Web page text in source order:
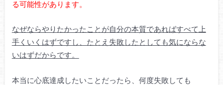
る可能性があります。
なぜならやりたかったことが自分の本質であればすべて上
手くいくはずですし、たとえ失敗したとしても気にならな
いはずだからです。
本当に心底達成したいことだったら、何度失敗しても